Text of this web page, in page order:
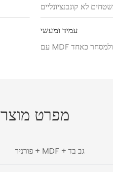
עמיד ומעשי
מפרט מוצר
פורניר + MDF + גב בד